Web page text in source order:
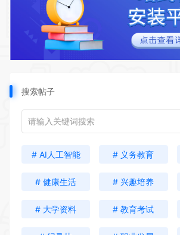
搜索帖子
# AI人工智能 # 义务教育
# 健康生活 # 兴趣培养
# 大学资料 # 教育考试